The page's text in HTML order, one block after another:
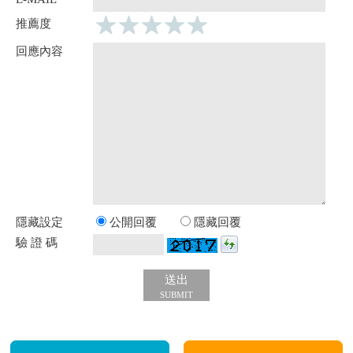
推薦度
回應內容
隱藏設定 公開回覆
隱藏回覆
驗 證 碼
送出
SUBMIT